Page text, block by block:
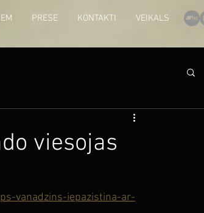
PRESE KONTAKTI VEIKALS
viesojas
vanadzins-iepazistina-ar-